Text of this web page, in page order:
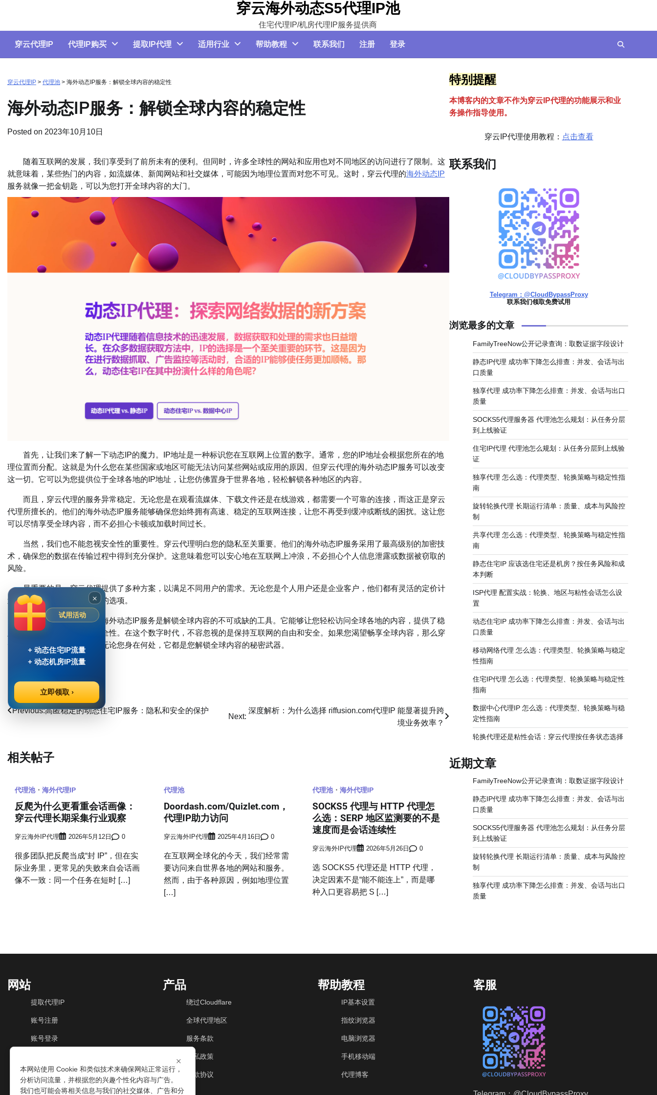
content
穿云海外动态S5代理IP池
住宅代理IP/机房代理IP服务提供商
穿云代理IP 代理IP购买 提取IP代理 适用行业 帮助教程 联系我们 注册 登录
穿云代理IP > 代理池 > 海外动态IP服务：解锁全球内容的稳定性
海外动态IP服务：解锁全球内容的稳定性
Posted on 2023年10月10日
随着互联网的发展，我们享受到了前所未有的便利。但同时，许多全球性的网站和应用也对不同地区的访问进行了限制。这
就意味着，某些热门的内容，如流媒体、新闻网站和社交媒体，可能因为地理位置而对您不可见。这时，穿云代理的海外动态IP
服务就像一把金钥匙，可以为您打开全球内容的大门。
首先，让我们来了解一下动态IP的魔力。IP地址是一种标识您在互联网上位置的数字。通常，您的IP地址会根据您所在的地
理位置而分配。这就是为什么您在某些国家或地区可能无法访问某些网站或应用的原因。但穿云代理的海外动态IP服务可以改变
这一切。它可以为您提供位于全球各地的IP地址，让您仿佛置身于世界各地，轻松解锁各种地区的内容。
而且，穿云代理的服务异常稳定。无论您是在观看流媒体、下载文件还是在线游戏，都需要一个可靠的连接，而这正是穿云
代理所擅长的。他们的海外动态IP服务能够确保您始终拥有高速、稳定的互联网连接，让您不再受到缓冲或断线的困扰。这让您
可以尽情享受全球内容，而不必担心卡顿或加载时间过长。
当然，我们也不能忽视安全性的重要性。穿云代理明白您的隐私至关重要。他们的海外动态IP服务采用了最高级别的加密技
术，确保您的数据在传输过程中得到充分保护。这意味着您可以安心地在互联网上冲浪，不必担心个人信息泄露或数据被窃取的
风险。
最重要的是，穿云代理提供了多种方案，以满足不同用户的需求。无论您是个人用户还是企业客户，他们都有灵活的定价计
划，让您可以选择最适合您的选项。
总结一下，穿云代理的海外动态IP服务是解锁全球内容的不可或缺的工具。它能够让您轻松访问全球各地的内容，提供了稳
定的互联网连接和高级的安全性。在这个数字时代，不容忽视的是保持互联网的自由和安全。如果您渴望畅享全球内容，那么穿
云代理将是您的最佳选择。无论您身在何处，它都是您解锁全球内容的秘密武器。
Post Views: 1,100
文
导
Previous:高匿稳定的动态住宅IP服务：隐私和安全的保护
Next:
深度解析：为什么选择 riffusion.com代理IP 能显著提升跨
境业务效率？
相关帖子
代理池 海外代理IP
反爬为什么更看重会话画像：
穿云代理长期采集行业观察
穿云海外IP代理 2026年5月12日 0
很多团队把反爬当成“封 IP”，但在实
际业务里，更常见的失败来自会话画
像不一致：同一个任务在短时 […]
代理池
Doordash.com/Quizlet.com，
代理IP助力访问
穿云海外IP代理 2025年4月16日 0
在互联网全球化的今天，我们经常需
要访问来自世界各地的网站和服务。
然而，由于各种原因，例如地理位置
[…]
代理池 海外代理IP
SOCKS5 代理与 HTTP 代理怎
么选：SERP 地区监测要的不是
速度而是会话连续性
穿云海外IP代理 2026年5月26日 0
选 SOCKS5 代理还是 HTTP 代理，
决定因素不是“能不能连上”，而是哪
种入口更容易把 S […]
特别提醒
本博客内的文章不作为穿云 P代理的功能展示和业
务操作指导使用。
穿云IP代理使用教程： 点击查看
联系我们
Telegram：@CloudBypassProxy
联系我们领取免费试用
浏览最多的文章
FamilyTreeNow公开记录查询：取数证据字段设计
静态IP代理 成功率下降怎么排查：并发、会话与出
口质量
独享代理 成功率下降怎么排查：并发、会话与出口
质量
SOCKS5代理服务器 代理池怎么规划：从任务分层
到上线验证
住宅IP代理 代理池怎么规划：从任务分层到上线验
证
独享代理 怎么选：代理类型、轮换策略与稳定性指
南
旋转轮换代理 长期运行清单：质量、成本与风险控
制
共享代理 怎么选：代理类型、轮换策略与稳定性指
南
静态住宅IP 应该选住宅还是机房？按任务风险和成
本判断
ISP代理 配置实战：轮换、地区与粘性会话怎么设
置
动态住宅IP 成功率下降怎么排查：并发、会话与出
口质量
移动网络代理 怎么选：代理类型、轮换策略与稳定
性指南
住宅IP代理 怎么选：代理类型、轮换策略与稳定性
指南
数据中心代理IP 怎么选：代理类型、轮换策略与稳
定性指南
轮换代理还是粘性会话：穿云代理按任务状态选择
近期文章
FamilyTreeNow公开记录查询：取数证据字段设计
静态IP代理 成功率下降怎么排查：并发、会话与出
口质量
SOCKS5代理服务器 代理池怎么规划：从任务分层
到上线验证
旋转轮换代理 长期运行清单：质量、成本与风险控
制
独享代理 成功率下降怎么排查：并发、会话与出口
质量
网站
提取代理IP
账号注册
账号登录
动态机房IP
产品
绕过Cloudflare
全球代理地区
服务条款
隐私政策
退款协议
帮助教程
IP基本设置
指纹浏览器
电脑浏览器
手机移动端
代理博客
客服
×
本网站使用 Cookie 和类似技术来确保网站正常运行，
分析访问流量，并根据您的兴趣个性化内容与广告。
我们也可能会将相关信息与我们的社交媒体、广告和分
×
试用活动
+ 动态住宅IP流量
+ 动态机房IP流量
立即领取 ›